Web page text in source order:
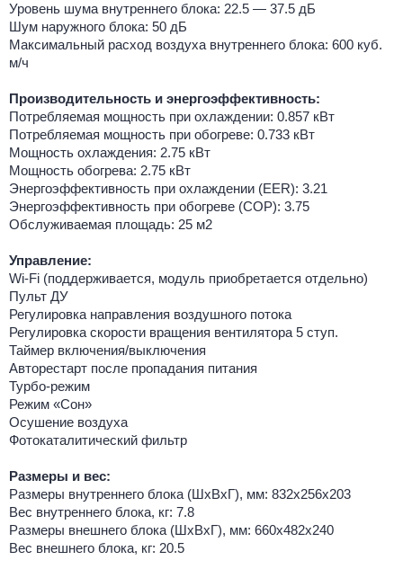
Уровень шума внутреннего блока: 22.5 — 37.5 дБ
Шум наружного блока: 50 дБ
Максимальный расход воздуха внутреннего блока: 600 куб.
м/ч
Производительность и энергоэффективность:
Потребляемая мощность при охлаждении: 0.857 кВт
Потребляемая мощность при обогреве: 0.733 кВт
Мощность охлаждения: 2.75 кВт
Мощность обогрева: 2.75 кВт
Энергоэффективность при охлаждении (EER): 3.21
Энергоэффективность при обогреве (COP): 3.75
Обслуживаемая площадь: 25 м2
Управление:
Wi-Fi (поддерживается, модуль приобретается отдельно)
Пульт ДУ
Регулировка направления воздушного потока
Регулировка скорости вращения вентилятора 5 ступ.
Таймер включения/выключения
Авторестарт после пропадания питания
Турбо-режим
Режим «Сон»
Осушение воздуха
Фотокаталитический фильтр
Размеры и вес:
Размеры внутреннего блока (ШхВхГ), мм: 832х256х203
Вес внутреннего блока, кг: 7.8
Размеры внешнего блока (ШхВхГ), мм: 660х482х240
Вес внешнего блока, кг: 20.5